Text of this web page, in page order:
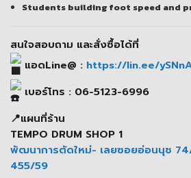
Students building foot speed and
สนใจสอบถาม และสั่งซื้อได้ที่
แอดLine@ : https://lin.ee/
เบอร์โทร : 06-5123-6996
📍แผนที่ร้าน
TEMPO DRUM SHOP 1
พัฒนาการตัดใหม่- เลยซอยอ่อนนุช
455/59